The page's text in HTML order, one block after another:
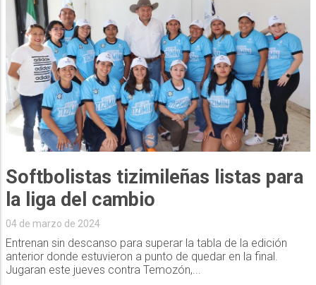
Softbolistas tizimileñas listas para
la liga del cambio
04 de marzo de 2024
Entrenan sin descanso para superar la tabla de la edición
anterior donde estuvieron a punto de quedar en la final.
Jugaran este jueves contra Temozón,...